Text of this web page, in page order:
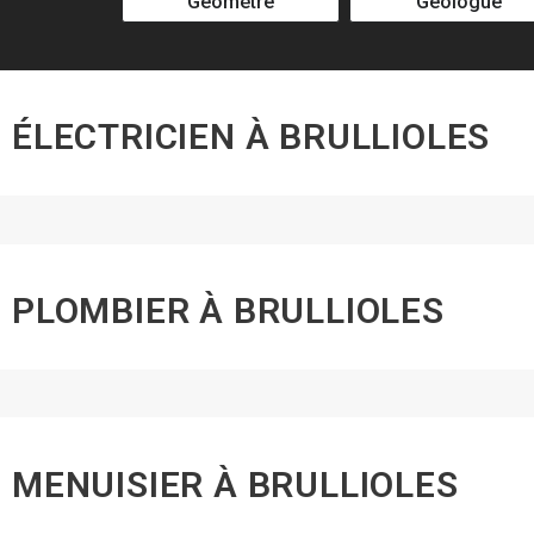
ÉLECTRICIEN À BRULLIOLES
PLOMBIER À BRULLIOLES
MENUISIER À BRULLIOLES